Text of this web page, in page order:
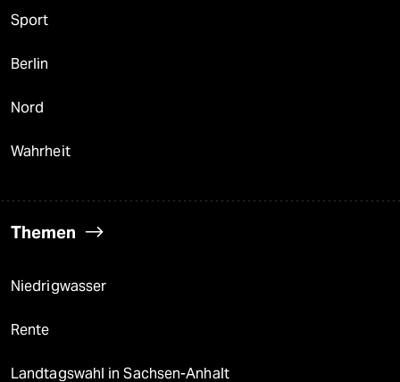
Sport
Berlin
Nord
Wahrheit
Themen
Niedrigwasser
Rente
Landtagswahl in Sachsen-Anhalt